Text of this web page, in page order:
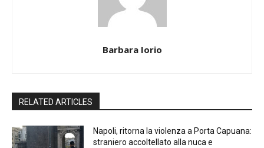
Barbara Iorio
RELATED ARTICLES
Napoli, ritorna la violenza a Porta Capuana:
straniero accoltellato alla nuca e